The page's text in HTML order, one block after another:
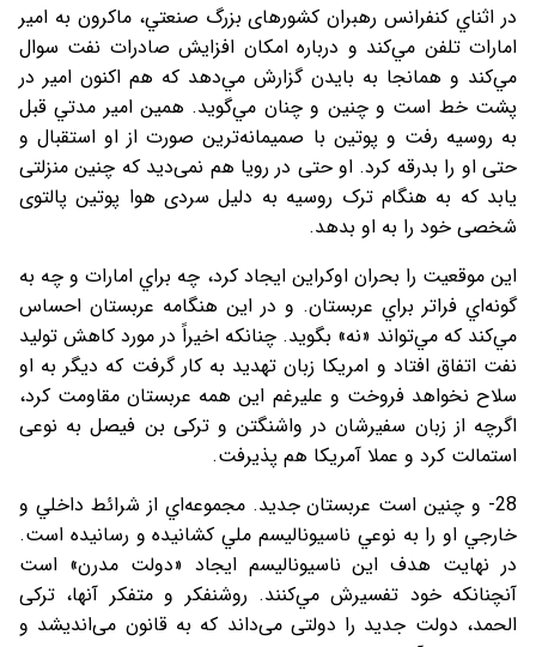
در اثناي كنفرانس رهبران کشورهای بزرگ صنعتي، ماكرون به امير
امارات تلفن مي‌كند و درباره امكان افزايش صادرات نفت سوال
مي‌كند و همانجا به بايدن گزارش مي‌دهد كه هم اكنون امير در
پشت خط است و چنين و چنان مي‌گويد. همين امیر مدتي قبل
به روسيه رفت و پوتين با صميمانه‌ترين صورت از او استقبال و
حتی او را بدرقه کرد. او حتی در رویا هم نمی‌دید که چنین منزلتی
یابد که به هنگام ترک روسیه به دلیل سردی هوا پوتین پالتوی
شخصی خود را به او بدهد.
اين موقعيت را بحران اوكراين ايجاد كرد، چه براي امارات و چه به
گونه‌اي فراتر براي عربستان. و در اين هنگامه عربستان احساس
مي‌كند كه مي‌تواند «نه» بگويد. چنانكه اخيراً در مورد كاهش توليد
نفت اتفاق افتاد و امريكا زبان تهديد به كار گرفت كه ديگر به او
سلاح نخواهد فروخت و عليرغم اين همه عربستان مقاومت كرد،
اگرچه از زبان سفیرشان در واشنگتن و ترکی بن فیصل به نوعی
استمالت کرد و عملا آمریکا هم پذیرفت.
28- و چنين است عربستان جديد. مجموعه‌اي از شرائط داخلي و
خارجي او را به نوعي ناسيوناليسم ملي كشانيده و رسانيده است.
در نهايت هدف اين ناسيوناليسم ايجاد «دولت مدرن» است
آنچنانكه خود تفسیرش مي‌كنند. روشنفکر و متفکر آنها، ترکی
الحمد، دولت جدید را دولتی می‌داند که به قانون می‌اندیشد و